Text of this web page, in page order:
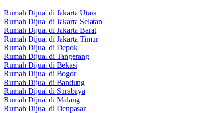
Rumah Dijual di Jakarta Utara
Rumah Dijual di Jakarta Selatan
Rumah Dijual di Jakarta Barat
Rumah Dijual di Jakarta Timur
Rumah Dijual di Depok
Rumah Dijual di Tangerang
Rumah Dijual di Bekasi
Rumah Dijual di Bogor
Rumah Dijual di Bandung
Rumah Dijual di Surabaya
Rumah Dijual di Malang
Rumah Dijual di Denpasar